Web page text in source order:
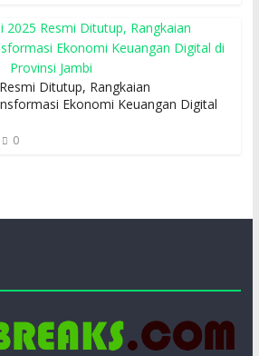
Ditutup, Rangkaian
Ekonomi Keuangan Digital
0